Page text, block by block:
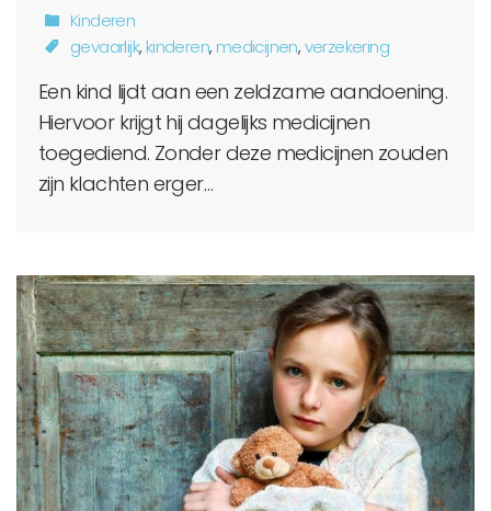
Kinderen
gevaarlijk, kinderen, medicijnen,verzekering
Een kind lijdt aan een zeldzame aandoening.
Hiervoor krijgt hij dagelijks medicijnen
toegediend. Zonder deze medicijnen zouden
zijn klachten erger…